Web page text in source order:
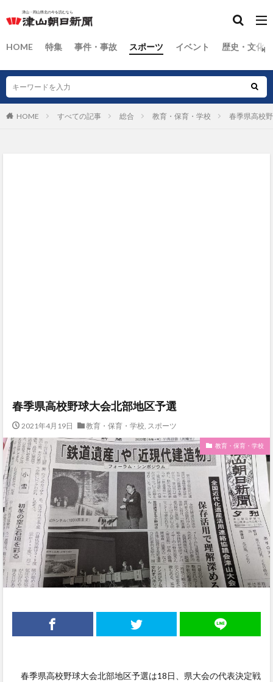
HOME 特集 事件・事故 スポーツ イベント 歴史・文化
HOME すべての記事 総合 教育・保育・学校 春季県高校
春季県高校野球大会北部地区予選
2021年4月19日 教育・保育・学校 スポーツ
教育・保育・学校
春季県高校野球大会北部地区予選は18日、県大会の代表決定戦